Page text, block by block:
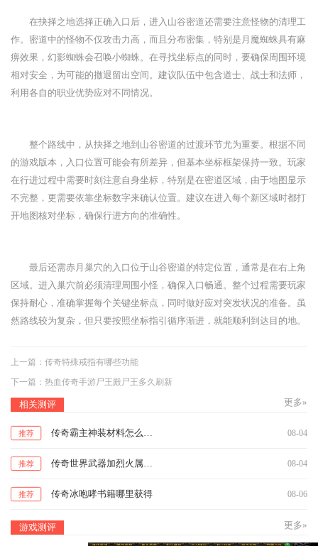
在抉择之地选择正确入口后，进入山谷密道还需要注意怪物的清理工
作。密道中的怪物不仅攻击力高，而且分布密集，特别是月魔蜘蛛具有麻
痹效果，幻影蜘蛛会召唤小蜘蛛。在寻找坐标点的同时，要确保周围环境
相对安全，为可能的撤退留出空间。建议队伍中包含道士、战士和法师，
利用各自的职业优势应对不同情况。
整个路线中，从抉择之地到山谷密道的过渡环节尤为重要。根据不同
的游戏版本，入口位置可能会有所差异，但基本坐标框架保持一致。玩家
在行进过程中需要时刻注意自身坐标，特别是在密道区域，由于地图显示
不完整，更需要依靠坐标数字来确认位置。建议在进入每个新区域时都打
开地图核对坐标，确保行进方向的准确性。
最后还需赤月巢穴的入口位于山谷密道的特定位置，通常是在右上角
区域。进入巢穴前必须清理周围小怪，确保入口畅通。整个过程需要玩家
保持耐心，准确掌握每个关键坐标点，同时做好应对突发状况的准备。虽
然路线较为复杂，但只要按照坐标指引循序渐进，就能顺利到达目的地。
上一篇： 传奇特殊戒指有哪些功能
下一篇： 热血传奇手游尸王殿尸王多久刷新
相关测评 更多»
推荐 传奇霸主神装材料怎么升级 08-04
推荐 传奇世界武器加烈火属性多少级 08-04
推荐 传奇冰咆哮书籍哪里获得 08-06
游戏测评 更多»